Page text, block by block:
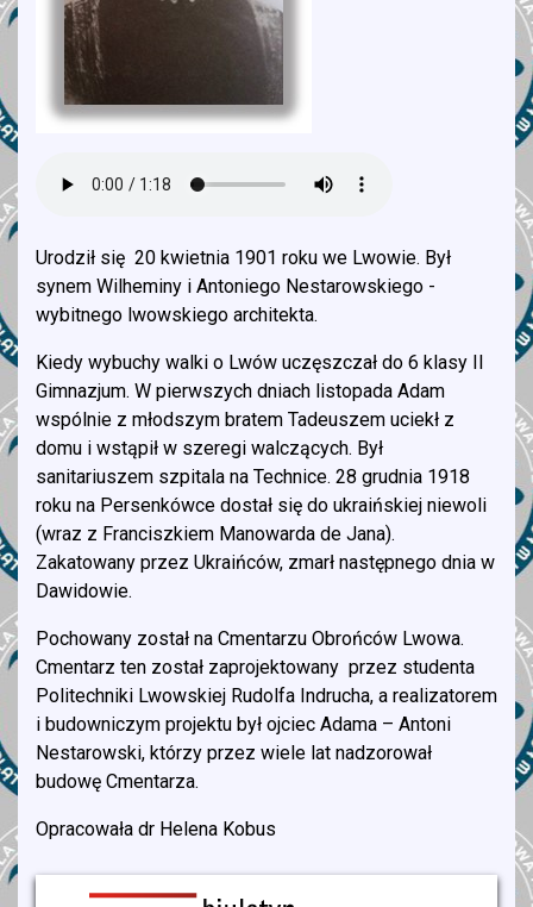
Urodził się 20 kwietnia 1901 roku we Lwowie. Był
synem Wilheminy i Antoniego Nestarowskiego -
wybitnego lwowskiego architekta.
Kiedy wybuchy walki o Lwów uczęszczał do 6 klasy II
Gimnazjum. W pierwszych dniach listopada Adam
wspólnie z młodszym bratem Tadeuszem uciekł z
domu i wstąpił w szeregi walczących. Był
sanitariuszem szpitala na Technice. 28 grudnia 1918
roku na Persenkówce dostał się do ukraińskiej niewoli
(wraz z Franciszkiem Manowarda de Jana).
Zakatowany przez Ukraińców, zmarł następnego dnia w
Dawidowie.
Pochowany został na Cmentarzu Obrońców Lwowa.
Cmentarz ten został zaprojektowany przez studenta
Politechniki Lwowskiej Rudolfa Indrucha, a realizatorem
i budowniczym projektu był ojciec Adama – Antoni
Nestarowski, którzy przez wiele lat nadzorował
budowę Cmentarza.
Opracowała dr Helena Kobus